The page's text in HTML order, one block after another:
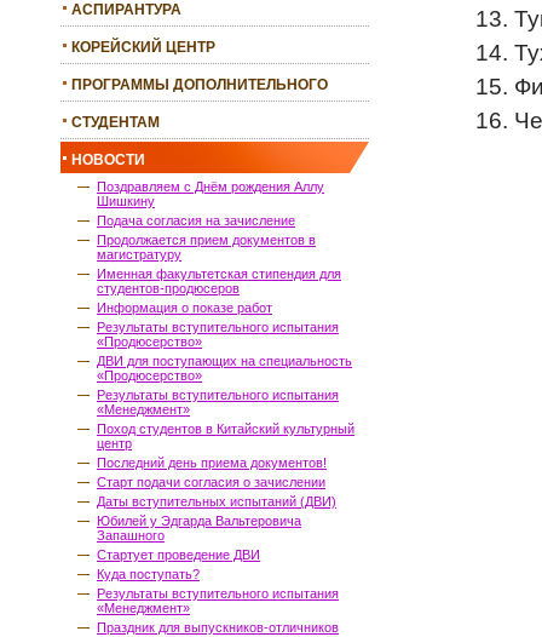
АСПИРАНТУРА
КОРЕЙСКИЙ ЦЕНТР
ПРОГРАММЫ ДОПОЛНИТЕЛЬНОГО
СТУДЕНТАМ
НОВОСТИ
Поздравляем с Днём рождения Аллу
Шишкину
Подача согласия на зачисление
Продолжается прием документов в
магистратуру
Именная факультетская стипендия для
студентов-продюсеров
Информация о показе работ
Результаты вступительного испытания
«Продюсерство»
ДВИ для поступающих на специальность
«Продюсерство»
Результаты вступительного испытания
«Менеджмент»
Поход студентов в Китайский культурный
центр
Последний день приема документов!
Старт подачи согласия о зачислении
Даты вступительных испытаний (ДВИ)
Юбилей у Эдгарда Вальтеровича
Запашного
Стартует проведение ДВИ
Куда поступать?
Результаты вступительного испытания
«Менеджмент»
Праздник для выпускников-отличников